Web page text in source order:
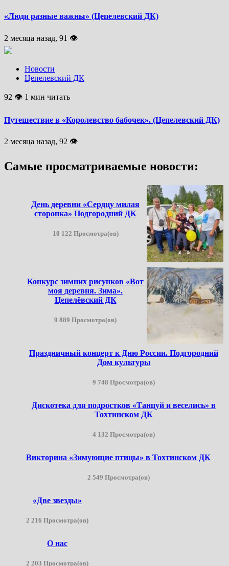
«Люди разные важны» (Цепелевский ДК)
2 месяца назад, 91 👁
Новости
Цепелевский ДК
92 👁 1 мин читать
Путешествие в «Королевство бабочек». (Цепелевский ДК)
2 месяца назад, 92 👁
Самые просматриваемые новости:
День деревни «Сердцу милая
сторонка» Подгородний ДК
10 122 Просмотра(ов)
Конкурс зимних рисунков «Вот
моя деревня. Зима».
Цепелёвский ДК
9 889 Просмотра(ов)
Праздничный концерт к Дню России. Подгородний
Дом культуры
9 748 Просмотра(ов)
Дискотека для подростков «Танцуй и веселись» в
Тохтинском ДК
4 132 Просмотра(ов)
Викторина «Зимующие птицы» в Тохтинском ДК
2 549 Просмотра(ов)
«Две звезды»
2 216 Просмотра(ов)
О нас
2 203 Просмотра(ов)